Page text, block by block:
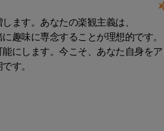
ます。あなたの楽観主義は、
趣味に専念することが理想的です
にします。今こそ、あなた自身を
す。